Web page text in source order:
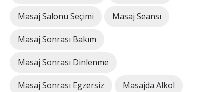
Masaj Salonu Seçimi Masaj Seansı
Masaj Sonrası Bakım
Masaj Sonrası Dinlenme
Masaj Sonrası Egzersiz Masajda Alkol